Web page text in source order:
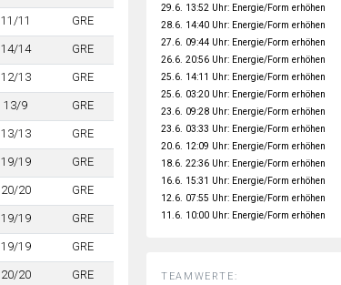
11/11 GRE
14/14 GRE
12/13 GRE
13/9 GRE
13/13 GRE
19/19 GRE
20/20 GRE
19/19 GRE
19/19 GRE
20/20 GRE TEAMWERTE:
29.6. 13:52 Uhr: Energie/Form erhöhen
28.6. 14:40 Uhr: Energie/Form erhöhen
27.6. 09:44 Uhr: Energie/Form erhöhen
26.6. 20:56 Uhr: Energie/Form erhöhen
25.6. 14:11 Uhr: Energie/Form erhöhen
25.6. 03:20 Uhr: Energie/Form erhöhen
23.6. 09:28 Uhr: Energie/Form erhöhen
23.6. 03:33 Uhr: Energie/Form erhöhen
20.6. 12:09 Uhr: Energie/Form erhöhen
18.6. 22:36 Uhr: Energie/Form erhöhen
16.6. 15:31 Uhr: Energie/Form erhöhen
12.6. 07:55 Uhr: Energie/Form erhöhen
11.6. 10:00 Uhr: Energie/Form erhöhen